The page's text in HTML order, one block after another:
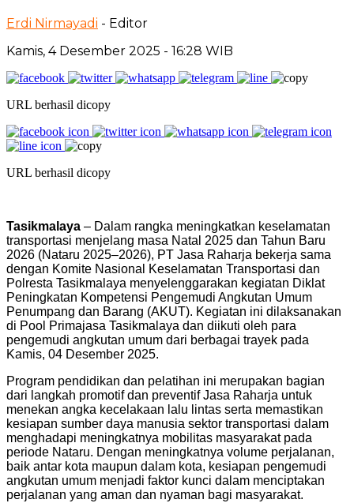
Erdi Nirmayadi - Editor
Kamis, 4 Desember 2025 - 16:28 WIB
URL berhasil dicopy
URL berhasil dicopy
Tasikmalaya – Dalam rangka meningkatkan keselamatan
transportasi menjelang masa Natal 2025 dan Tahun Baru
2026 (Nataru 2025–2026), PT Jasa Raharja bekerja sama
dengan Komite Nasional Keselamatan Transportasi dan
Polresta Tasikmalaya menyelenggarakan kegiatan Diklat
Peningkatan Kompetensi Pengemudi Angkutan Umum
Penumpang dan Barang (AKUT). Kegiatan ini dilaksanakan
di Pool Primajasa Tasikmalaya dan diikuti oleh para
pengemudi angkutan umum dari berbagai trayek pada
Kamis, 04 Desember 2025.
Program pendidikan dan pelatihan ini merupakan bagian
dari langkah promotif dan preventif Jasa Raharja untuk
menekan angka kecelakaan lalu lintas serta memastikan
kesiapan sumber daya manusia sektor transportasi dalam
menghadapi meningkatnya mobilitas masyarakat pada
periode Nataru. Dengan meningkatnya volume perjalanan,
baik antar kota maupun dalam kota, kesiapan pengemudi
angkutan umum menjadi faktor kunci dalam menciptakan
perjalanan yang aman dan nyaman bagi masyarakat.